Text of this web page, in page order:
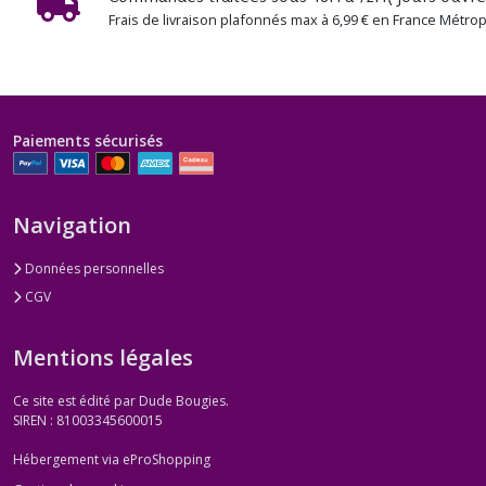
Frais de livraison plafonnés max à 6,99 € en France
Paiements sécurisés
Navigation
Données personnelles
CGV
Mentions légales
Ce site est édité par Dude Bougies.
SIREN : 81003345600015
Hébergement via eProShopping